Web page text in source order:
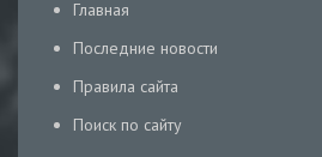
Главная
Последние новости
Правила сайта
Поиск по сайту